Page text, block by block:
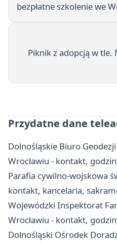
bezpłatne szkolenie we
Piknik z adopcją w tle.
Przydatne dane
Dolnośląskie Biuro
Wrocławiu - kontakt,
Parafia cywilno-wojskowa
kontakt, kancelaria,
Wojewódzki Inspektorat
Wrocławiu - kontakt,
Dolnośląski Ośrodek